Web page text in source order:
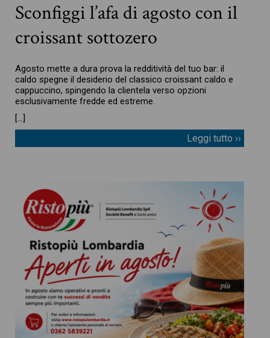
Sconfiggi l’afa di agosto con il
croissant sottozero
Agosto mette a dura prova la redditività del tuo bar: il
caldo spegne il desiderio del classico croissant caldo e
cappuccino, spingendo la clientela verso opzioni
esclusivamente fredde ed estreme.
[…]
Leggi tutto ››